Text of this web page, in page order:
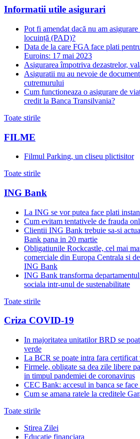
Informatii utile asigurari
Pot fi amendat dacă nu am
locuință (PAD)?
Data de la care FGA face plati
Euroins: 17 mai 2023
Asigurarea împotriva dezastrelor,
Asiguratii nu au nevoie de
cutremurului
Cum functioneaza o asigurare de
credit la Banca Transilvania?
Toate stirile
FILME
Filmul Parking, un cliseu plictisitor
Toate stirile
ING Bank
La ING se vor putea face plati
Cum evitam tentativele de frauda
Clientii ING Bank trebuie sa-si
Bank pana in 20 martie
Obligatiunile Rockcastle, cel mai
comerciale din Europa Centrala si
ING Bank
ING Bank transforma
sociala intr-unul de sustenabilitate
Toate stirile
Criza COVID-19
In majoritatea unitatilor BRD se
verde
La BCR se poate intra fara certificat
Firmele, obligate sa dea zile libere
in timpul pandemiei de coronavirus
CEC Bank: accesul in banca se
Cum se amana ratele la creditele
Toate stirile
Stirea Zilei
Educatie financiara